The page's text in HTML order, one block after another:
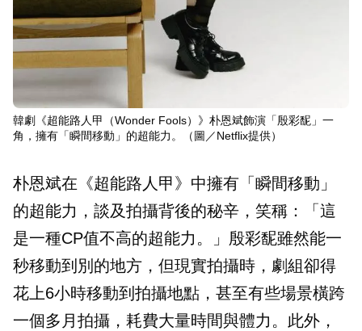
韓劇《超能路人甲（Wonder Fools）》朴恩斌飾演「殷彩馜」一
角，擁有「瞬間移動」的超能力。（圖／Netflix提供）
朴恩斌在《超能路人甲》中擁有「瞬間移動」
的超能力，談及拍攝背後的秘辛，笑稱：「這
是一種CP值不高的超能力。」殷彩馜雖然能一
秒移動到別的地方，但現實拍攝時，劇組卻得
花上6小時移動到拍攝地點，甚至有些場景橫跨
一個多月拍攝，耗費大量時間與體力。此外，